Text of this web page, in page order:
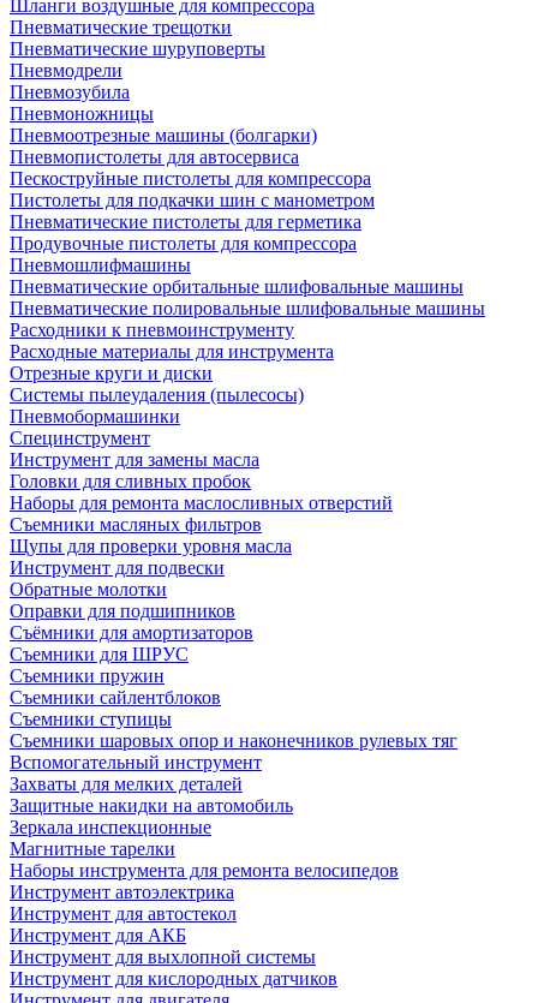
Шланги воздушные для компрессора
Пневматические трещотки
Пневматические шуруповерты
Пневмодрели
Пневмозубила
Пневмоножницы
Пневмоотрезные машины (болгарки)
Пневмопистолеты для автосервиса
Пескоструйные пистолеты для компрессора
Пистолеты для подкачки шин с манометром
Пневматические пистолеты для герметика
Продувочные пистолеты для компрессора
Пневмошлифмашины
Пневматические орбитальные шлифовальные машины
Пневматические полировальные шлифовальные машины
Расходники к пневмоинструменту
Расходные материалы для инструмента
Отрезные круги и диски
Системы пылеудаления (пылесосы)
Пневмобормашинки
Специнструмент
Инструмент для замены масла
Головки для сливных пробок
Наборы для ремонта маслосливных отверстий
Съемники масляных фильтров
Щупы для проверки уровня масла
Инструмент для подвески
Обратные молотки
Оправки для подшипников
Съёмники для амортизаторов
Съемники для ШРУС
Съемники пружин
Съемники сайлентблоков
Съемники ступицы
Съемники шаровых опор и наконечников рулевых тяг
Вспомогательный инструмент
Захваты для мелких деталей
Защитные накидки на автомобиль
Зеркала инспекционные
Магнитные тарелки
Наборы инструмента для ремонта велосипедов
Инструмент автоэлектрика
Инструмент для автостекол
Инструмент для АКБ
Инструмент для выхлопной системы
Инструмент для кислородных датчиков